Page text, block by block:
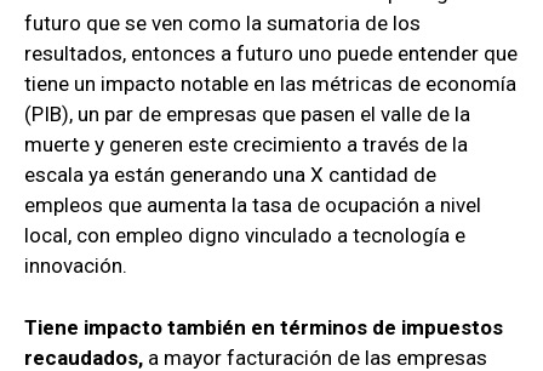
futuro que se ven como la sumatoria de los
resultados, entonces a futuro uno puede entender que
tiene un impacto notable en las métricas de economía
(PIB), un par de empresas que pasen el valle de la
muerte y generen este crecimiento a través de la
escala ya están generando una X cantidad de
empleos que aumenta la tasa de ocupación a nivel
local, con empleo digno vinculado a tecnología e
innovación.
Tiene impacto también en términos de impuestos
recaudados, a mayor facturación de las empresas